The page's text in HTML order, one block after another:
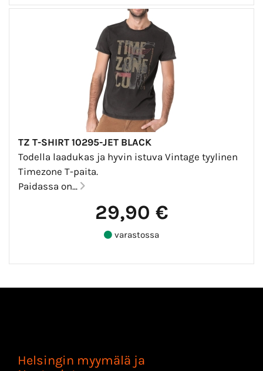
TZ T-SHIRT 10295-JET BLACK
Todella laadukas ja hyvin istuva Vintage tyylinen
Timezone T-paita.
Paidassa on...
29,90 €
varastossa
Helsingin myymälä ja